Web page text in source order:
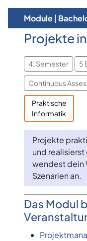
Module|
Projekte
4. Semester 5
Continuous
Praktische
Informatik
Projekte
und
wendest dein
Szenarien an.
Das Modul